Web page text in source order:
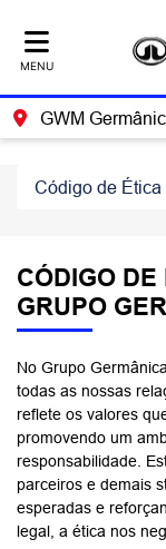
MENU
GWM
Código de Ética
CÓDIGO DE
GRUPO
No Grupo
todas as nossas
reflete os valores
promovendo um
responsabilidade.
parceiros e demais
esperadas e
legal, a ética nos